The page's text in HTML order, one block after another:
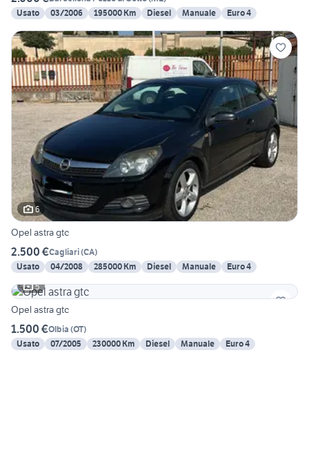
Usato
03/2006 195000 Km Diesel Manuale Euro 4
6
Opel astra gtc
2.500 €Cagliari(CA)
Usato
04/2008 285000 Km Diesel Manuale
Euro 4
5
Opel astra gtc
1.500 €Olbia (OT)
Usato
07/2005 230000 Km Diesel Manuale Euro 4